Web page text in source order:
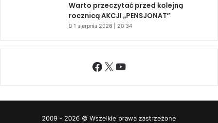
Warto przeczytać przed kolejną
rocznicą AKCJI „PENSJONAT”
1 sierpnia 2026 | 20:34
Facebook
X YouTube
2009 - 2026 © Wszelkie prawa zastrzeżone